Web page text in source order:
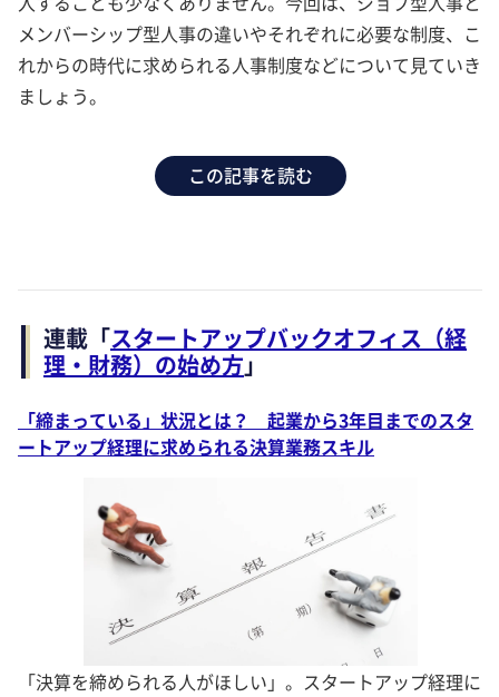
メンバーシップ型人事の違いやそれぞれに必要な制度、こ
れからの時代に求められる人事制度などについて見ていき
ましょう。
この記事を読む
連載「スタートアップバックオフィス（経
理・財務）の始め方」
「締まっている」状況とは？ 起業から3年目までのスタ
ートアップ経理に求められる決算業務スキル
「決算を締められる人がほしい」。スタートアップ経理に